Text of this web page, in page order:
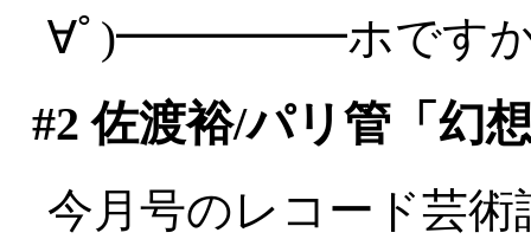
∀ﾟ)━━━━━ホですか
#2 佐渡裕/パリ管「幻
今月号のレコード芸